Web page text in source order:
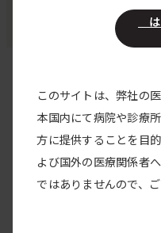
アナエブリ皮下注
アナエブリ皮下注 TOP
製品特性・特徴
臨床試験
このサイトは、弊社の
本国内にて病院や診療
方に提供することを目
よび国外の医療関係者
ではありませんので、ご